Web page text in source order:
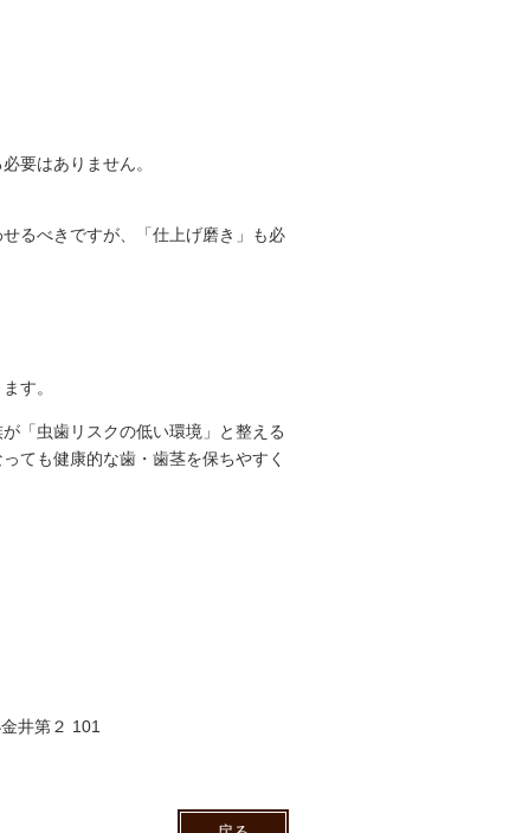
要はありません。
るべきですが、「仕上げ磨き」も必
す。
「虫歯リスクの低い環境」と整える
ても健康的な歯・歯茎を保ちやすく
井第２ 101